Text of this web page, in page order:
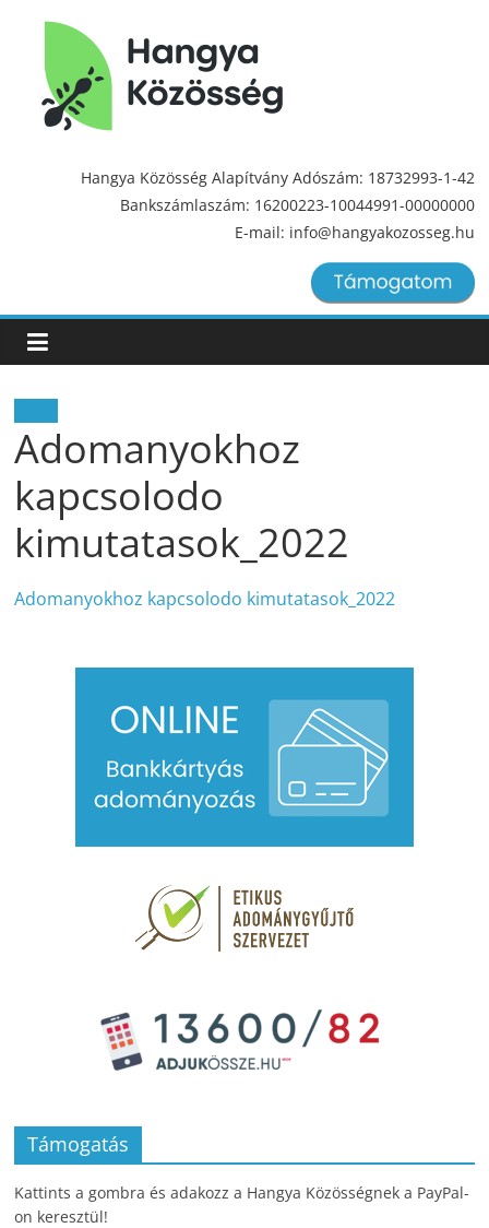
Hangya
Közösség
Hangya Közösség Alapítvány Adószám: 18732993-1-42
Bankszámlaszám: 16200223-10044991-00000000
E-mail: info@hangyakozosseg.hu
Adomanyokhoz
kapcsolodo
kimutatasok_2022
Adomanyokhoz kapcsolodo kimutatasok_2022
Támogatás
Kattints a gombra és adakozz a Hangya Közösségnek a PayPal-
on keresztül!